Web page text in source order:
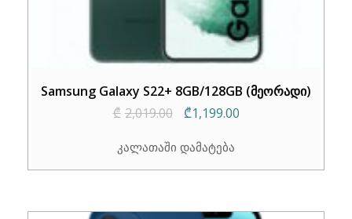
Samsung Galaxy S22+ 8GB/128GB (მეორადი)
₾ 2,019.00
Original
was:
₾1,199.00Current
კალათაში დამატება